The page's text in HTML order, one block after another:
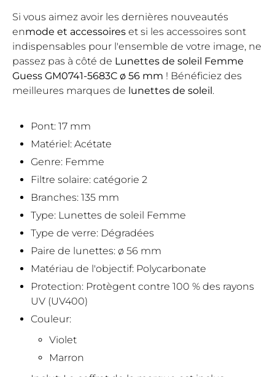
Si vous aimez avoir les dernières nouveautés
enmode et accessoires et si les accessoires sont
indispensables pour l'ensemble de votre image, ne
passez pas à côté de Lunettes de soleil Femme
Guess GM0741-5683C ø 56 mm ! Bénéficiez des
meilleures marques de lunettes de soleil.
Pont: 17 mm
Matériel: Acétate
Genre: Femme
Filtre solaire: catégorie 2
Branches: 135 mm
Type: Lunettes de soleil Femme
Type de verre: Dégradées
Paire de lunettes: ø 56 mm
Matériau de l'objectif: Polycarbonate
Protection: Protègent contre 100 % des rayons
UV (UV400)
Couleur:
Violet
Marron